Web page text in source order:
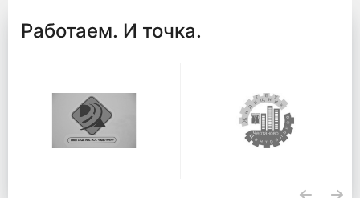
Работаем. И точка.